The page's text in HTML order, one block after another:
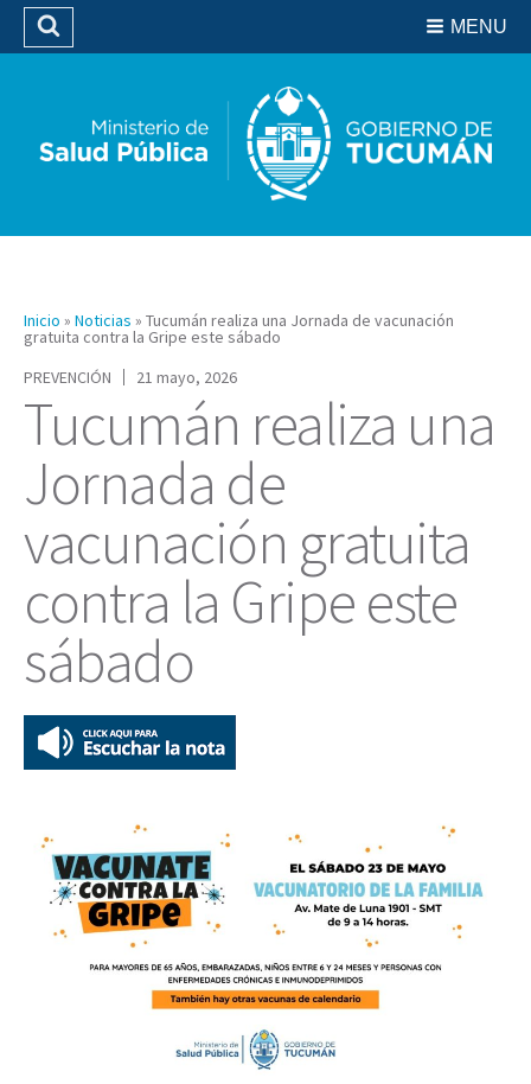
Biblioteca
MENU
Buscar
Inicio » Noticias » Tucumán realiza una Jornada de vacunación
gratuita contra la Gripe este sábado
PREVENCIÓN
21 mayo, 2026
Tucumán realiza una
Jornada de
vacunación gratuita
contra la Gripe este
sábado